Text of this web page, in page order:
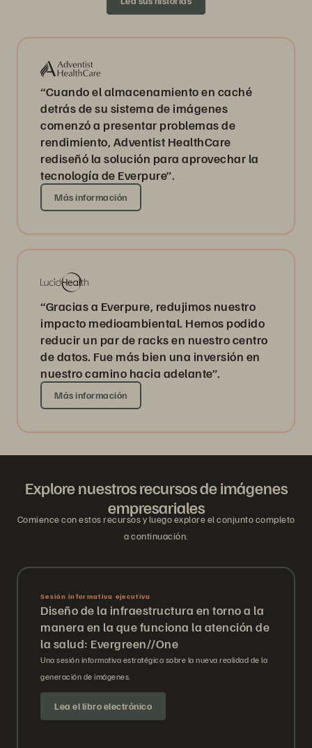
“Cuando el almacenamiento en caché
detrás de su sistema de imágenes
comenzó a presentar problemas de
rendimiento, Adventist HealthCare
rediseñó la solución para aprovechar la
tecnología de Everpure”.
Más información
“Gracias a Everpure, redujimos nuestro
impacto medioambiental. Hemos podido
reducir un par de racks en nuestro centro
de datos. Fue más bien una inversión en
nuestro camino hacia adelante”.
Más información
Explore nuestros recursos de imágenes
empresariales
Comience con estos recursos y luego explore el conjunto completo
a continuación.
Sesión informativa ejecutiva
Diseño de la infraestructura en torno a la
manera en la que funciona la atención de
la salud: Evergreen//One
Una sesión informativa estratégica sobre la nueva realidad de la
generación de imágenes.
Lea el libro electrónico